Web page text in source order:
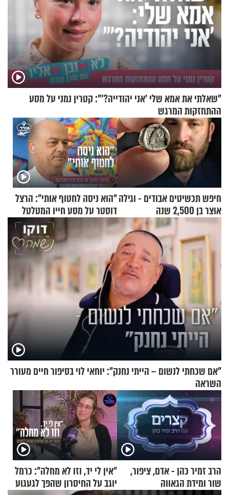
"שאלתי את אמא שלי 'אני יהודייה?'": קטרין נמני על מסע
ההתחזקות המרגש
חיפש תכשיטים אבודים - וגילה
אוצר בן 2,500 שנה
"הוא ניסה לחטוף אותי": הרצל
דוסטר על מסע חייו המטלטל
"אם שכחתי לנשום – הייתי נחנק": יוחאי לוי בסיפור חיים מעורר
השראה
הרב זמיר כהן - אדם, ציפור,
שור ומידת הגאווה
"אין לי יד, וזו לא מחלה": כרמל
יוגב על החיסרון שהפך לגעגוע